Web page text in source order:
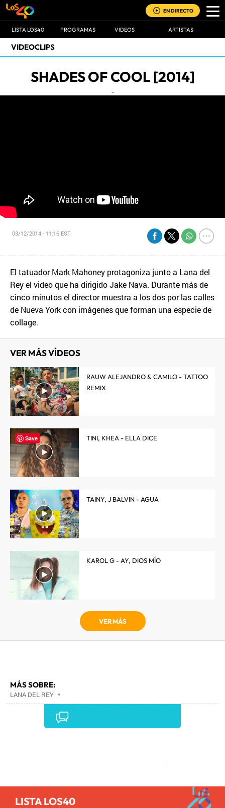
EN DIRECTO
LISTA LOS40 PROGRAMAS VIDEOS ARTISTAS
VIDEOCLIPS
SHADES OF COOL [2014]
-
03/12/2014 - 11:16 EST
El tatuador Mark Mahoney protagoniza junto a Lana del
Rey el video que ha dirigido Jake Nava. Durante más de
cinco minutos el director muestra a los dos por las calles
de Nueva York con imágenes que forman una especie de
collage.
VER MÁS VÍDEOS
RAUW ALEJANDRO & CAMILO - TATTOO
REMIX
TINI, KHEA - ELLA DICE
TAINY, J BALVIN - AGUA
KAROL G - AY, DIOS MÍO
VER MÁS
MÁS SOBRE:
LANA DEL REY •
LISTA LOS40
Save